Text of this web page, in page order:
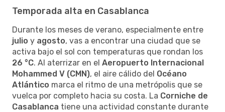
Temporada alta en Casablanca
Durante los meses de verano, especialmente entre
julio y agosto, vas a encontrar una ciudad que se
activa bajo el sol con temperaturas que rondan los
26 °C. Al aterrizar en el Aeropuerto Internacional
Mohammed V (CMN), el aire cálido del Océano
Atlántico marca el ritmo de una metrópolis que se
vuelca por completo hacia su costa. La Corniche de
Casablanca tiene una actividad constante durante